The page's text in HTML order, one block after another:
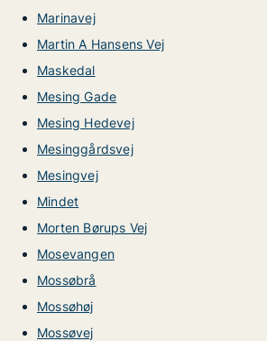
Marinavej
Martin A Hansens Vej
Maskedal
Mesing Gade
Mesing Hedevej
Mesinggårdsvej
Mesingvej
Mindet
Morten Børups Vej
Mosevangen
Mossøbrå
Mossøhøj
Mossøvej